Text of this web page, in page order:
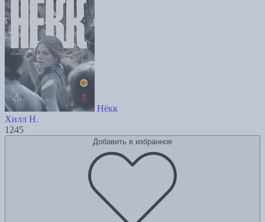
Нёкк
Хилл Н.
1245
Добавить в избранное